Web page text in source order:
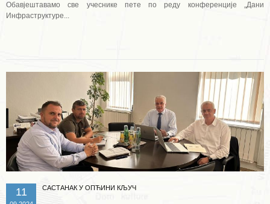
Обавјештавамо све учеснике пете по реду конференције „Дани
Инфраструктуре...
11 САСТАНАК У ОПЋИНИ КЉУЧ